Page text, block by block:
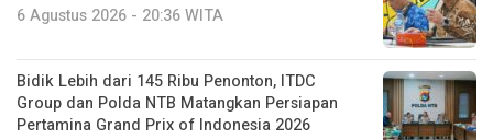
6 Agustus 2026 - 20:36 WITA
Bidik Lebih dari 145 Ribu Penonton, ITDC
Group dan Polda NTB Matangkan Persiapan
Pertamina Grand Prix of Indonesia 2026